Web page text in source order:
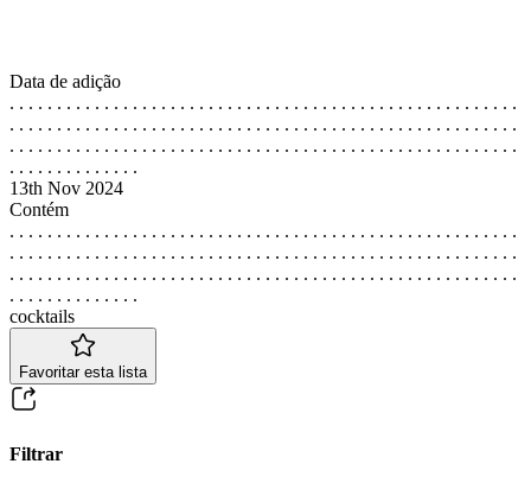
Data de adição
. . . . . . . . . . . . . . . . . . . . . . . . . . . . . . . . . . . . . . . . . . . . . . . . . . . . . .
. . . . . . . . . . . . . . . . . . . . . . . . . . . . . . . . . . . . . . . . . . . . . . . . . . . . . .
. . . . . . . . . . . . . . . . . . . . . . . . . . . . . . . . . . . . . . . . . . . . . . . . . . . . . .
. . . . . . . . . . . . . .
13th Nov 2024
Contém
. . . . . . . . . . . . . . . . . . . . . . . . . . . . . . . . . . . . . . . . . . . . . . . . . . . . . .
. . . . . . . . . . . . . . . . . . . . . . . . . . . . . . . . . . . . . . . . . . . . . . . . . . . . . .
. . . . . . . . . . . . . . . . . . . . . . . . . . . . . . . . . . . . . . . . . . . . . . . . . . . . . .
. . . . . . . . . . . . . .
cocktails
Favoritar esta lista
Filtrar